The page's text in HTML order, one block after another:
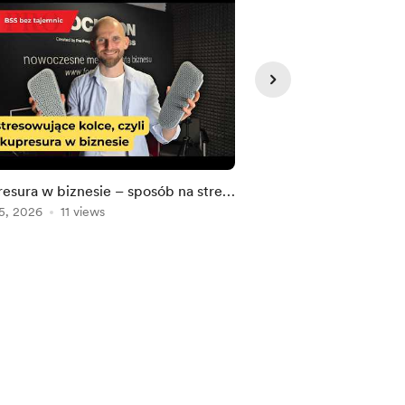
w biznesie – sposób na stres
dobrostan?
2026 11 views